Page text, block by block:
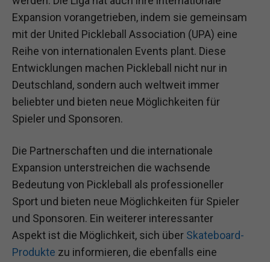
Expansion vorangetrieben, indem sie gemeinsam
mit der United Pickleball Association (UPA) eine
Reihe von internationalen Events plant. Diese
Entwicklungen machen Pickleball nicht nur in
Deutschland, sondern auch weltweit immer
beliebter und bieten neue Möglichkeiten für
Spieler und Sponsoren.
Die Partnerschaften und die internationale
Expansion unterstreichen die wachsende
Bedeutung von Pickleball als professioneller
Sport und bieten neue Möglichkeiten für Spieler
und Sponsoren. Ein weiterer interessanter
Aspekt ist die Möglichkeit, sich über Skateboard-
Produkte zu informieren, die ebenfalls eine